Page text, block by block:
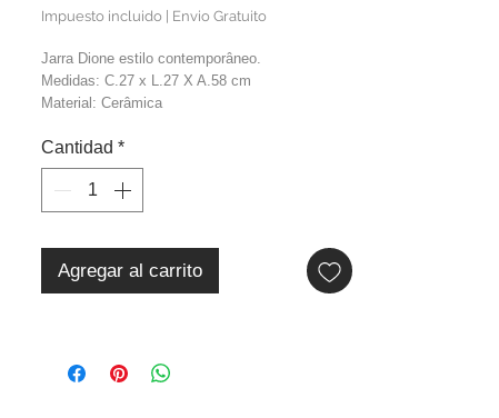
Impuesto incluido Envio Gratuito
Jarra Dione estilo contemporâneo.
Medidas: C.27 x L.27 X A.58 cm
Material: Cerâmica
Peso: 5,1 kg
Cantidad *
Agregar al carrito